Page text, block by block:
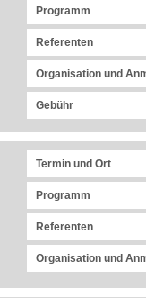
Programm
Referenten
Organisation und
Gebühr
Termin und Ort
Programm
Referenten
Organisation und